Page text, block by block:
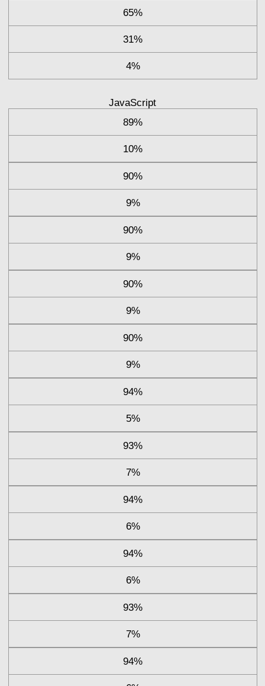
65%
31%
4%
JavaScript
89%
10%
90%
9%
90%
9%
90%
9%
90%
9%
94%
5%
93%
7%
94%
6%
94%
6%
93%
7%
94%